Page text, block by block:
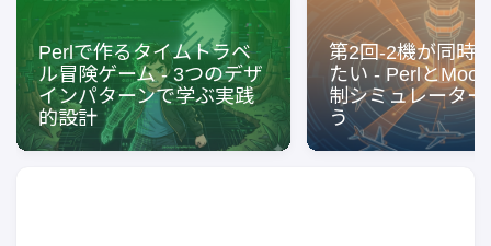
Perlで作るタイムトラベ
ル冒険ゲーム - 3つのデザ
インパターンで学ぶ実践
的設計
第2回-2機が同時
たい - PerlとMoo
制シミュレータ
う